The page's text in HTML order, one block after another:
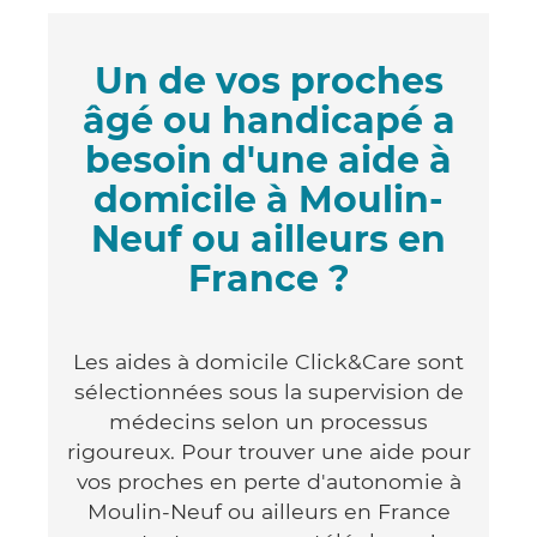
Un de vos proches
âgé ou handicapé a
besoin d'une aide à
domicile à Moulin-
Neuf ou ailleurs en
France ?
Les aides à domicile Click&Care sont
sélectionnées sous la supervision de
médecins selon un processus
rigoureux. Pour trouver une aide pour
vos proches en perte d'autonomie à
Moulin-Neuf ou ailleurs en France